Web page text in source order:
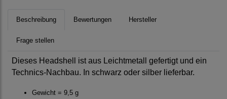
Beschreibung Bewertungen Hersteller
Frage stellen
Dieses Headshell ist aus Leichtmetall gefertigt und ein
Technics-Nachbau. In schwarz oder silber lieferbar.
Gewicht = 9,5 g